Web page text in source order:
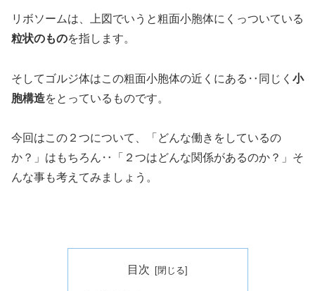
リボソームは、上図でいうと粗面小胞体にくっついている
粒状のものを指します。
そしてゴルジ体はこの粗面小胞体の近くにある‥同じく 小
胞構造をとっているものです。
今回はこの２つについて、「どんな働きをしているの
か？」はもちろん‥「２つはどんな関係があるのか？」そ
んな事も考えてみましょう。
目次